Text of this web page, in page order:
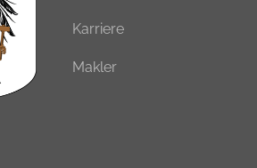
Karriere
Makler